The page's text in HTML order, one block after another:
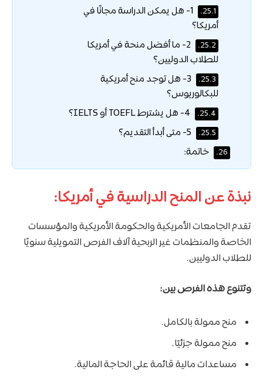
25.1.
1- هل يمكن الدراسة مجانًا في
أمريكا؟
25.2.
2- ما أفضل منحة في أمريكا
للطلاب الدوليين؟
25.3.
3- هل توجد منح أمريكية
للبكالوريوس؟
25.4.
25.5.
26. خاتمة:
نبذة عن المنح الدراسية في أمريكا:
تقدم الجامعات الأمريكية والحكومة الأمريكية والمؤسسات
الخاصة والمنظمات غير الربحية آلاف الفرص التمويلية سنويًا
للطلاب الدوليين.
وتتنوع هذه الفرص بين:
منح ممولة بالكامل.
منح ممولة جزئيًا.
مساعدات مالية قائمة على الحاجة المالية.